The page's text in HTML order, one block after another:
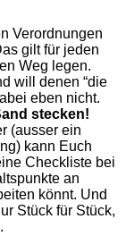
Verordnungen
gilt für jeden
Weg legen.
will denen “die
eben nicht.
stecken!
(ausser ein
kann Euch
Checkliste bei
an
könnt. Und
Stück für Stück,